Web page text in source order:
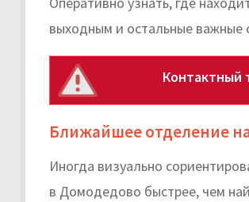
выходным и остальные важные
Контактный
Ближайшее отделение
Иногда визуально
в Домодедово быстрее, чем